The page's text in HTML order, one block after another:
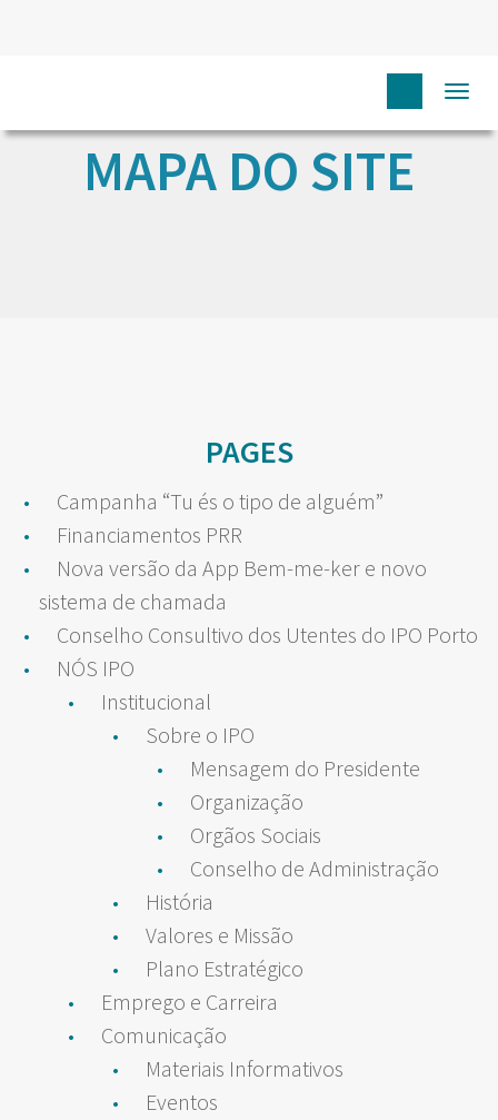
MAPA DO SITE
PAGES
Campanha “Tu és o tipo de alguém”
Financiamentos PRR
Nova versão da App Bem-me-ker e novo
sistema de chamada
Conselho Consultivo dos Utentes do IPO Porto
NÓS IPO
Institucional
Sobre o IPO
Mensagem do Presidente
Organização
Orgãos Sociais
Conselho de Administração
História
Valores e Missão
Plano Estratégico
Emprego e Carreira
Comunicação
Materiais Informativos
Eventos